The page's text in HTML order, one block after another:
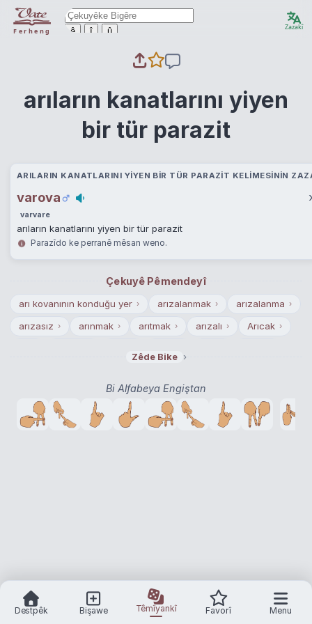
Ferheng ê î û Zazakî
arıların kanatlarını yiyen
bir tür parazit
ARILARIN KANATLARINI YIYEN BIR TÜR PARAZIT KELIMESININ
varova
varvare
arıların kanatlarını yiyen bir tür parazit
Parazîdo ke perranê mêsan weno.
Çekuyê Pêmendeyî
arı kovanının konduğu yer › arızalanmak › arızalanma ›
arızasız › arınmak › arıtmak › arızalı › Arıcak ›
Zêde Bike ›
Bi Alfabeya Engiştan
Destpêk Bişawe Têmîyankî Favorî Menu